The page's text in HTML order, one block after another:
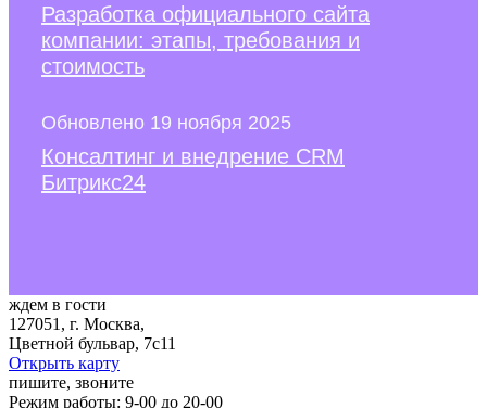
Разработка официального сайта
компании: этапы, требования и
стоимость
Обновлено 19 ноября 2025
Консалтинг и внедрение CRM
Битрикс24
ждем в гости
127051, г. Москва,
Цветной бульвар, 7с11
Открыть карту
пишите, звоните
Режим работы: 9-00 до 20-00